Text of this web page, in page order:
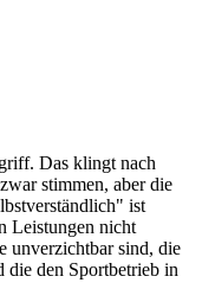
Das klingt nach
stimmen, aber die
ist
Leistungen nicht
unverzichtbar sind, die
die den Sportbetrieb in